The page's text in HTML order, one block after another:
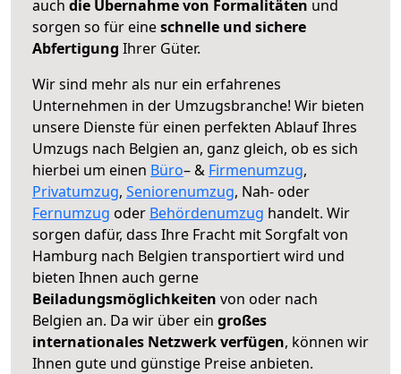
auch die Übernahme von Formalitäten und
sorgen so für eineschnelle und sichere
Abfertigung Ihrer Güter.
Wir sind mehr als nur ein erfahrenes
Unternehmen in der Umzugsbranche! Wir bieten
unsere Dienste für einen perfekten Ablauf Ihres
Umzugs nach Belgien an, ganz gleich, ob es sich
hierbei um einen Büro– & Firmenumzug,
Privatumzug, Seniorenumzug, Nah- oder
Fernumzug oder Behördenumzug handelt. Wir
sorgen dafür, dass Ihre Fracht mit Sorgfalt von
Hamburg nach Belgien transportiert wird und
bieten Ihnen auch gerne
Beiladungsmöglichkeiten von oder nach
Belgien an. Da wir über ein großes
internationales Netzwerk verfügen, können wir
Ihnen gute und günstige Preise anbieten.